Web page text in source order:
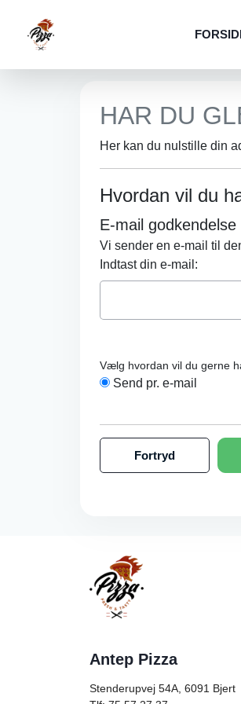
HAR DU
Her kan du nulstille din
Hvordan vil du
E-mail godkendelse
Vi sender en e-mail til
Indtast din e-mail:
Vælg hvordan vil du gerne
Send pr. e-mail
Fortryd
Antep Pizza
Stenderupvej 54A, 6091 Bjert